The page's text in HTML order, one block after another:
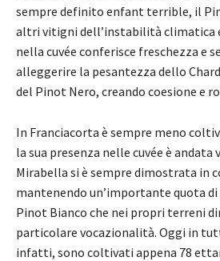
sempre definito enfant terrible, il
altri vitigni dell’instabilità climatica
nella cuvée conferisce freschezza e
alleggerire la pesantezza dello
del Pinot Nero, creando coesione e
In Franciacorta è sempre meno
la sua presenza nelle cuvée è andata
Mirabella si è sempre dimostrata in
mantenendo un’importante quota
Pinot Bianco che nei propri terreni
particolare vocazionalità. Oggi in
infatti, sono coltivati appena 78